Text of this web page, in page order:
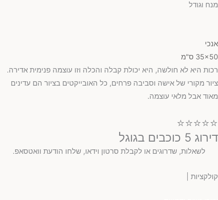
מנח וגודל
אנכי
35x50 ס"מ
רכות היא לא חולשה, היא יכולת קבלה והכלה וזו עוצמה פנימית אדירה.
ציור מקורי של אישה וסביבה פרחים, כל האובייקטים בציור הם עדינים
מאוד אבל מלאי עוצמה.
⭐⭐⭐⭐⭐
דירוג 5 כוכבים בגוגל
לשאלות, שדרוגים או לקבלת סרטון וידאו, שלחו הודעת וואטסאפ.
קולקציות |